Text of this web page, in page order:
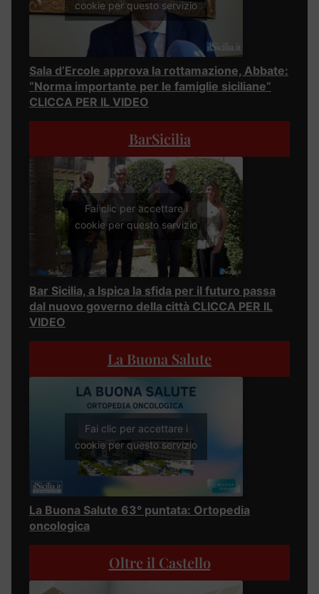
cookie per questo servizio
Sala d’Ercole approva la rottamazione, Abbate:
“Norma importante per le famiglie siciliane”
CLICCA PER IL VIDEO
BarSicilia
Fai clic per accettare i
cookie per questo servizio
Bar Sicilia, a Ispica la sfida per il futuro passa
dal nuovo governo della città CLICCA PER IL
VIDEO
La Buona Salute
Fai clic per accettare i
cookie per questo servizio
La Buona Salute 63° puntata: Ortopedia
oncologica
Oltre il Castello